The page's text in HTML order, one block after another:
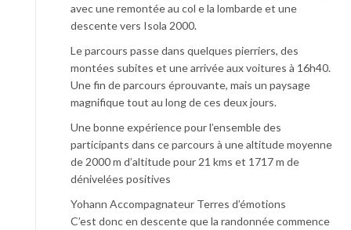
avec une remontée au col e la lombarde et une
descente vers Isola 2000.
Le parcours passe dans quelques pierriers, des
montées subites et une arrivée aux voitures à 16h40.
Une fin de parcours éprouvante, mais un paysage
magnifique tout au long de ces deux jours.
Une bonne expérience pour l’ensemble des
participants dans ce parcours à une altitude moyenne
de 2000 m d’altitude pour 21 kms et 1717 m de
dénivelées positives
Yohann Accompagnateur Terres d’émotions
C’est donc en descente que la randonnée commence